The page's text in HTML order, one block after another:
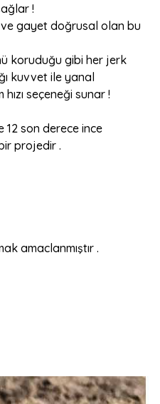
!
ve gayet doğrusal olan bu
koruduğu gibi her jerk
kuvvet ile yanal
seçeneği sunar !
12 son derece ince
projedir .
amaclanmıştır .